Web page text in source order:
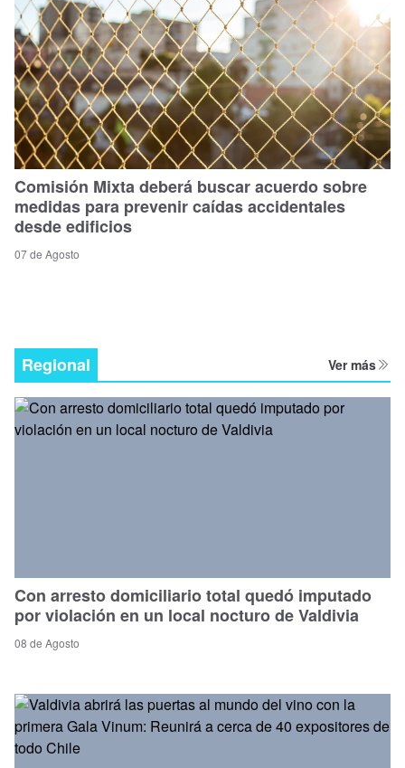
Comisión Mixta deberá buscar acuerdo sobre
medidas para prevenir caídas accidentales
desde edificios
07 de Agosto
Regional Ver más
Con arresto domiciliario total quedó imputado
por violación en un local nocturo de Valdivia
08 de Agosto